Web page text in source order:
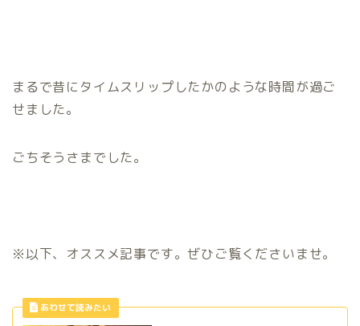
まるで昔にタイムスリップしたかのような時間が過ご
せました。
ごちそうさまでした。
※以下、オススメ記事です。ぜひご覧くださいませ。